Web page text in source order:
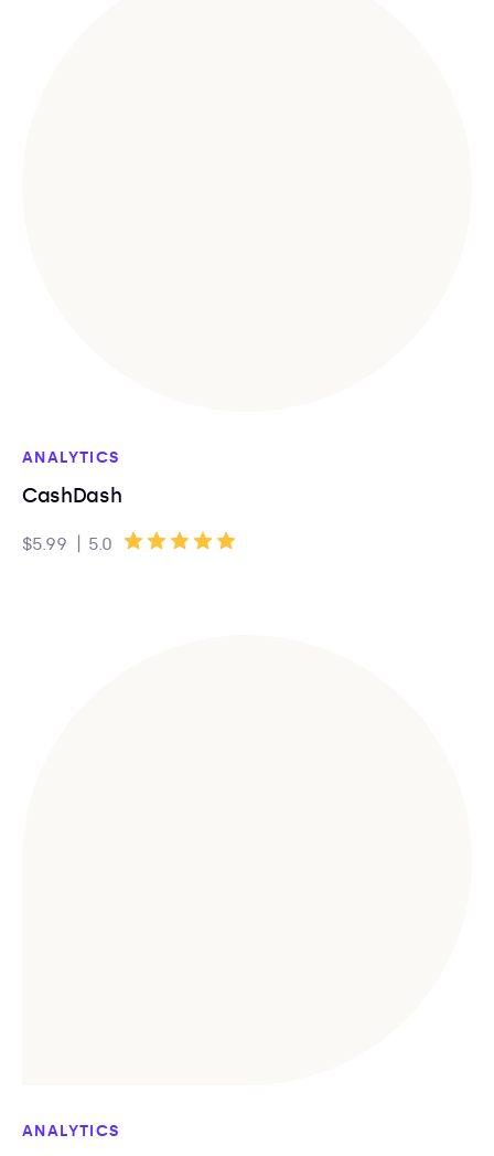
ANALYTICS
CashDash
$5.99 | 5.0
ANALYTICS